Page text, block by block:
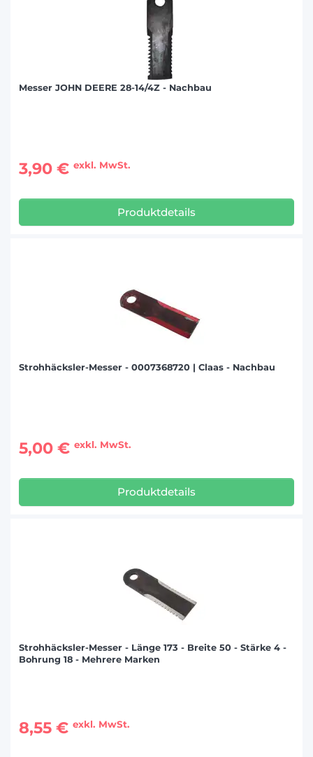
Messer JOHN DEERE 28-14/4Z - Nachbau
3,90 € exkl. MwSt.
Produktdetails
Strohhäcksler-Messer - 0007368720 | Claas - Nachbau
5,00 € exkl. MwSt.
Produktdetails
Strohhäcksler-Messer - Länge 173 - Breite 50 - Stärke 4 -
Bohrung 18 - Mehrere Marken
8,55 € exkl. MwSt.